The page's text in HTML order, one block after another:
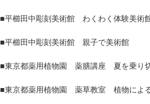
■平櫛田中彫刻美術館 わくわく体験美術
■平櫛田中彫刻美術館 親子で美術館
■東京都薬用植物園 薬膳講座 夏を乗り
■東京都薬用植物園 薬草教室 植物によ